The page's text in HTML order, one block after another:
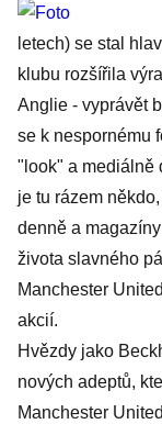
letech) se stal
klubu rozšířila
Anglie - vyprávět
se k nespornému
"look" a mediálně
je tu rázem
denně a
života slavného
Manchester
akcií.
Hvězdy jako
nových adeptů,
Manchester